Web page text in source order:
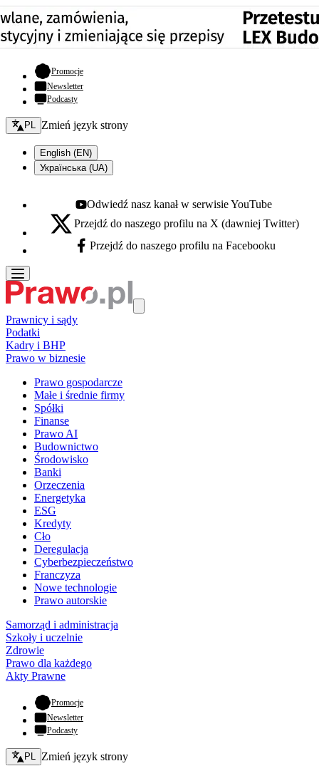
Promocje- otwiera się w nowej karcie
Newsletter
Podcasty
Zmień język - bieżący:
PL Zmień język strony
English (EN)
Українська (UA)
Youtube - otwiera się w nowej karcie
Odwiedź nasz kanał w serwisie YouTube
X - otwiera się w nowej karcie
Przejdź do naszego profilu na X (dawniej Twitter)
Facebook - otwiera się w nowej karcie
Przejdź do naszego profilu na Facebooku
Prawnicy i sądy
Podatki
Kadry i BHP
Prawo w biznesie
Prawo gospodarcze
Małe i średnie firmy
Spółki
Finanse
Prawo AI
Budownictwo
Środowisko
Banki
Orzeczenia
Energetyka
ESG
Kredyty
Cło
Deregulacja
Cyberbezpieczeństwo
Franczyza
Nowe technologie
Prawo autorskie
Samorząd i administracja
Szkoły i uczelnie
Zdrowie
Prawo dla każdego
Akty Prawne
Promocje- otwiera się w nowej karcie
Newsletter
Podcasty
Zmień język - bieżący:
PL Zmień język strony